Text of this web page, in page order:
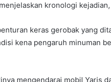
kronologi
keras gerobak yang
kena pengaruh minuman
mengendarai mobil Yaris